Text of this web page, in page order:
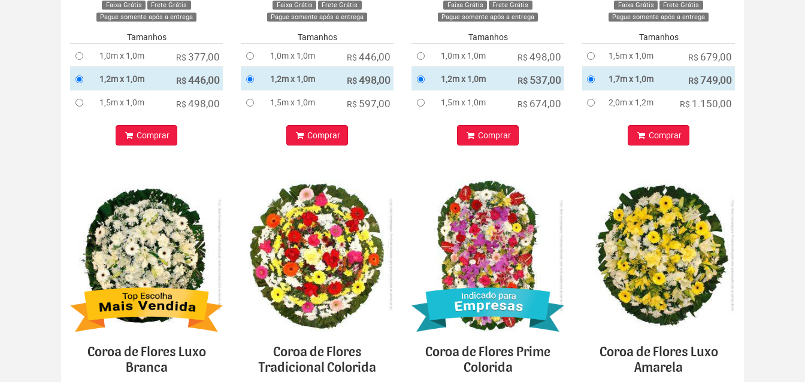
Faixa Grátis
Frete Grátis
Pague somente após a entrega
Tamanhos
1,0m x 1,0m
R$ 377,00
1,2m x 1,0m R$446,00
1,5m x 1,0m R$ 498,00
Comprar
Faixa Grátis
Frete Grátis
Pague somente após a entrega
Tamanhos
1,0m x 1,0m
R$ 446,00
1,2m x 1,0m R$498,00
1,5m x 1,0m R$ 597,00
Comprar
Faixa Grátis
Frete Grátis
Pague somente após a entrega
Tamanhos
1,0m x 1,0m
R$ 498,00
1,2m x 1,0m R$ 537,00
1,5m x 1,0m R$ 674,00
Comprar
Faixa Grátis
Frete Grátis
Pague somente após a entrega
Tamanhos
1,5m x 1,0m
R$ 679,00
1,7m x 1,0m R$749,00
2,0m x 1,2m R$ 1.150,00
Comprar
Coroa de Flores Luxo
Branca
Coroa de Flores
Tradicional Colorida
Coroa de Flores Prime
Colorida
Coroa de Flores Luxo
Amarela